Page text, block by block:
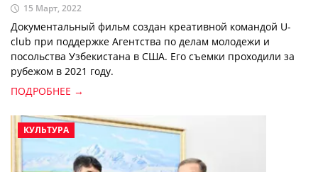
15 Март, 2022
Документальный фильм создан креативной командой U-
club при поддержке Агентства по делам молодежи и
посольства Узбекистана в США. Его съемки проходили за
рубежом в 2021 году.
ПОДРОБНЕЕ →
КУЛЬТУРА